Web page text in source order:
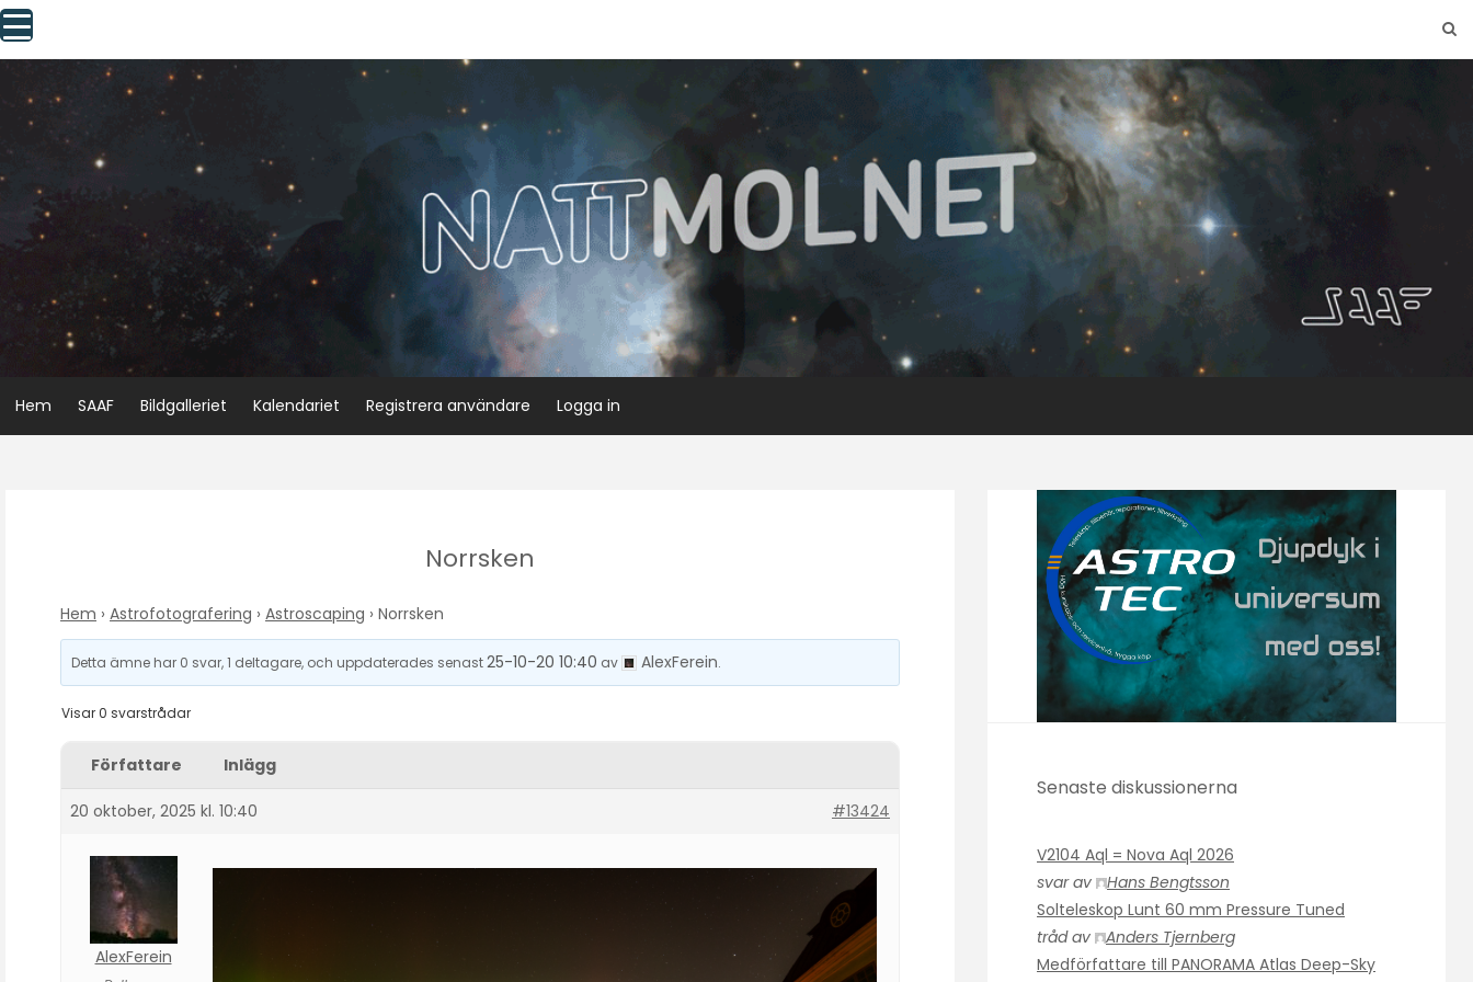
Skip
to
content
Hem SAAF Bildgalleriet Kalendariet Registrera användare Logga in
Norrsken
Hem › Astrofotografering › Astroscaping › Norrsken
Detta ämne har 0 svar, 1 deltagare, och uppdaterades senast25-10-20 10:40 av AlexFerein.
Visar 0 svarstrådar
Författare Inlägg
20 oktober, 2025 kl. 10:40 #13424
AlexFerein
Senaste diskussionerna
V2104 Aql = Nova Aql 2026
svar av
Hans Bengtsson
Solteleskop Lunt 60 mm Pressure Tuned
tråd av
Anders Tjernberg
Medförfattare till PANORAMA Atlas Deep-Sky